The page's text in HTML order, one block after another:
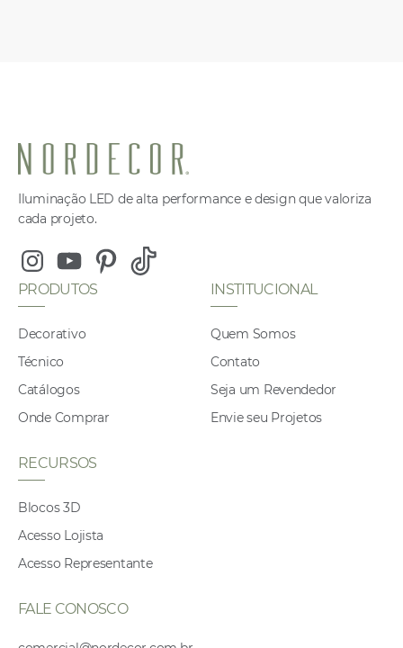
Iluminação LED de alta performance e design que valoriza
cada projeto.
InstagramYoutubePinterest
Tiktok
PRODUTOS
Decorativo
Técnico
Catálogos
Onde Comprar
INSTITUCIONAL
Quem Somos
Contato
Seja um Revendedor
Envie seu Projetos
RECURSOS
Blocos 3D
Acesso Lojista
Acesso Representante
FALE CONOSCO